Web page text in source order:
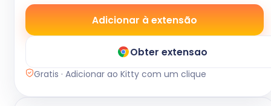
Adicionar à extensão
Obter extensao
Gratis · Adicionar ao Kitty com um clique